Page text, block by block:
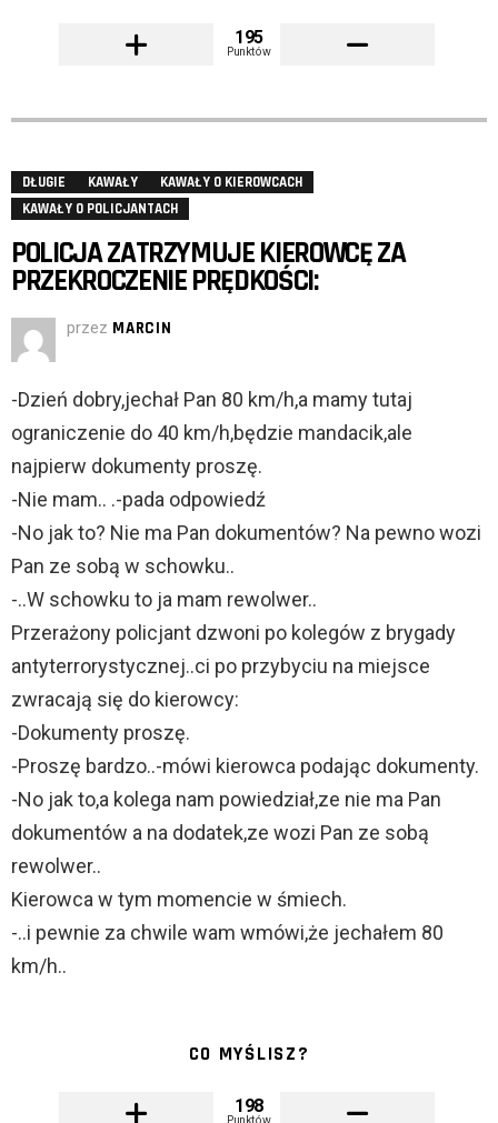
195
Punktów
DŁUGIE KAWAŁY
KAWAŁY O KIEROWCACH
KAWAŁY O POLICJANTACH
POLICJA ZATRZYMUJE KIEROWCĘ ZA
PRZEKROCZENIE PRĘDKOŚCI:
przez MARCIN
-Dzień dobry,jechał Pan 80 km/h,a mamy tutaj
ograniczenie do 40 km/h,będzie mandacik,ale
najpierw dokumenty proszę.
-Nie mam.. .-pada odpowiedź
-No jak to? Nie ma Pan dokumentów? Na pewno wozi
Pan ze sobą w schowku..
-..W schowku to ja mam rewolwer..
Przerażony policjant dzwoni po kolegów z brygady
antyterrorystycznej..ci po przybyciu na miejsce
zwracają się do kierowcy:
-Dokumenty proszę.
-Proszę bardzo..-mówi kierowca podając dokumenty.
-No jak to,a kolega nam powiedział,ze nie ma Pan
dokumentów a na dodatek,ze wozi Pan ze sobą
rewolwer..
Kierowca w tym momencie w śmiech.
-..i pewnie za chwile wam wmówi,że jechałem 80
km/h..
CO MYŚLISZ?
198
Punktów